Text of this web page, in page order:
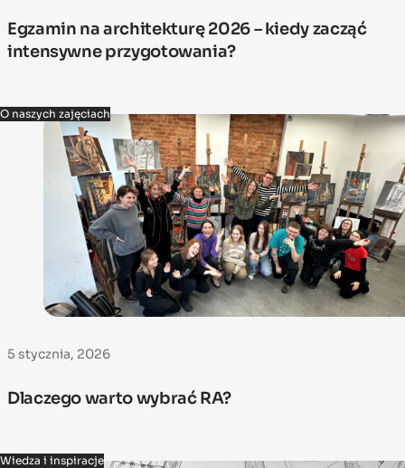
Egzamin na architekturę 2026 – kiedy zacząć
intensywne przygotowania?
O naszych zajęciach
5 stycznia, 2026
Dlaczego warto wybrać RA?
Wiedza i inspiracje